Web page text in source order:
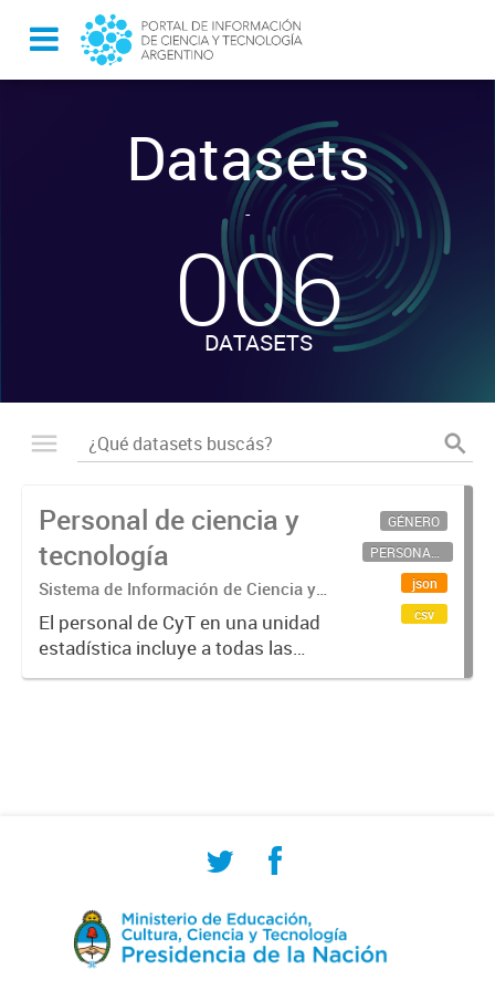
Datasets
-
006
DATASETS
Personal de ciencia y
tecnología
Sistema de Información de Ciencia y
Tecnología Argentino (SICYTAR)
El personal de CyT en una unidad
estadística incluye a todas las
personas involucradas
GÉNERO
PERSONAL CIENTÍFICO-TECNOLÓGICO
json
csv